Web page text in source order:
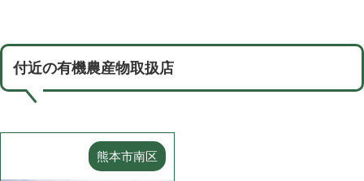
付近の有機農産物取扱店
熊本市南区